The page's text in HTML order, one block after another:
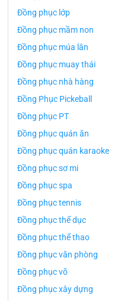
Đồng phục lớp
Đồng phục mầm non
Đồng phục múa lân
Đồng phục muay thái
Đồng phục nhà hàng
Đồng Phục Pickeball
Đồng phục PT
Đồng phục quán ăn
Đồng phục quán karaoke
Đồng phục sơ mi
Đồng phục spa
Đồng phục tennis
Đồng phục thể dục
Đồng phục thể thao
Đồng phục văn phòng
Đồng phục võ
Đồng phục xây dựng